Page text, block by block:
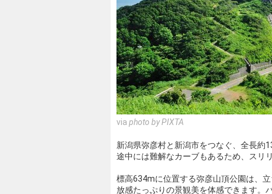
via photo by PIXTA
新潟県弥彦村と新潟市をつなぐ、全長約
途中には難解なカーブもあるため、スリ
標高634mに位置する弥彦山頂公園は、
放感たっぷりの景観美を体感できます。